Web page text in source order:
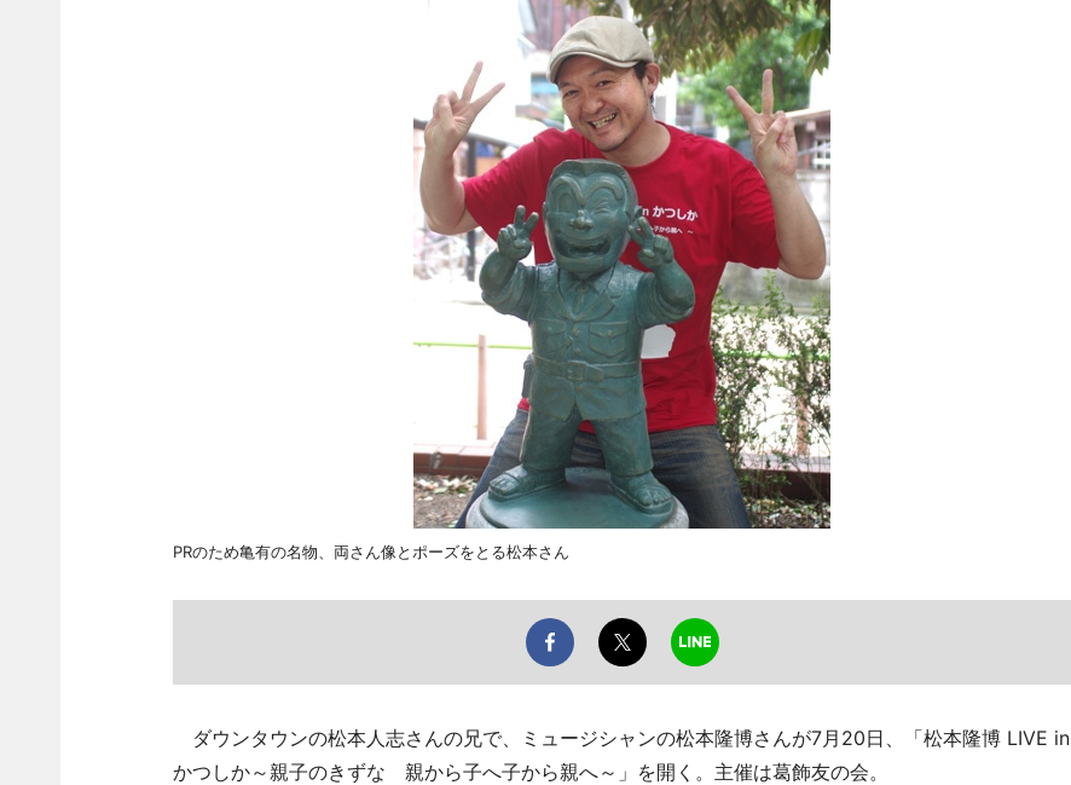
PRのため亀有の名物、両さん像とポーズをとる松本さん
ダウンタウンの松本人志さんの兄で、ミュージシャンの松本隆博さんが7月20日、「松本隆博 LIVE in
かつしか～親子のきずな 親から子へ子から親へ～」を開く。主催は葛飾友の会。